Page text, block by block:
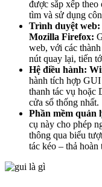
được sắp xếp
tìm và sử dụng
Trình duyệt web:
Mozilla Firefox:
web, với các
nút quay lại, tiến
Hệ điều hành:
hành tích hợp GUI
thanh tác vụ hoặc
cửa sổ thống nhất.
Phần mềm quản
cụ này cho phép
thông qua biểu
tác kéo – thả hoàn